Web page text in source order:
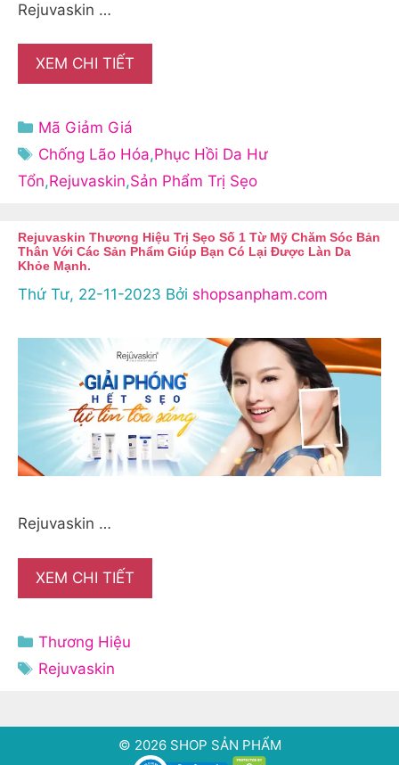
Rejuvaskin …
XEM CHI TIẾT
Danh
mục
Mã Giảm Giá
Thẻ
Chống Lão Hóa,Phục Hồi Da Hư
Tổn,Rejuvaskin,Sản Phẩm Trị Sẹo
Rejuvaskin Thương Hiệu Trị Sẹo Số 1 Từ Mỹ Chăm Sóc Bản
Thân Với Các Sản Phẩm Giúp Bạn Có Lại Được Làn Da
Khỏe Mạnh.
Thứ Tư, 22-11-2023 Bởi shopsanpham.com
Rejuvaskin …
XEM CHI TIẾT
Danh
mục
Thương Hiệu
Thẻ
Rejuvaskin
© 2026 SHOP SẢN PHẨM